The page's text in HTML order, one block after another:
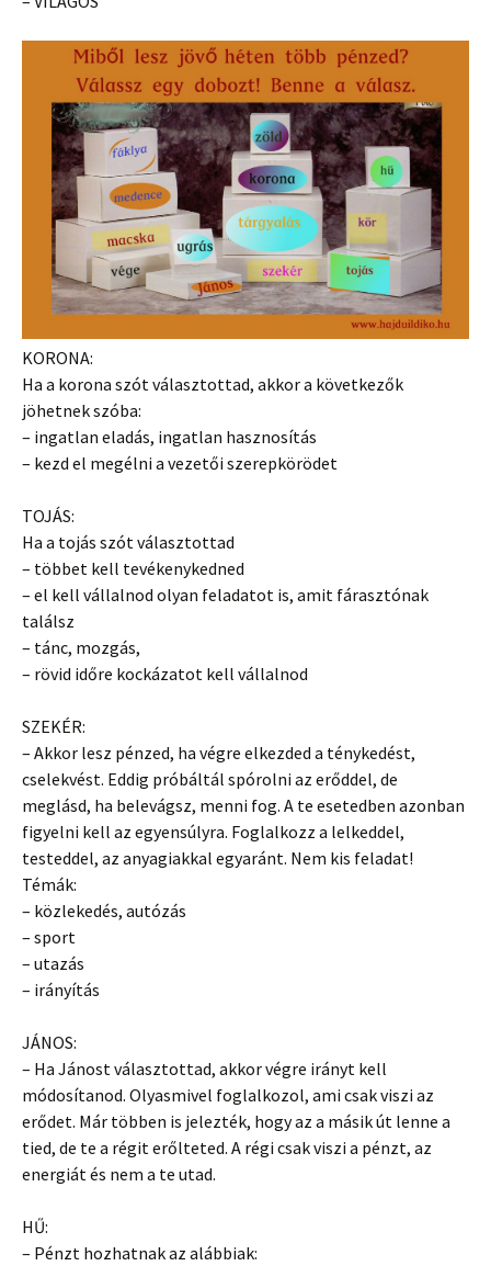
KORONA:
Ha a korona szót választottad, akkor a következők
jöhetnek szóba:
– ingatlan eladás, ingatlan hasznosítás
– kezd el megélni a vezetői szerepkörödet
TOJÁS:
Ha a tojás szót választottad
– többet kell tevékenykedned
– el kell vállalnod olyan feladatot is, amit fárasztónak
találsz
– tánc, mozgás,
– rövid időre kockázatot kell vállalnod
SZEKÉR:
– Akkor lesz pénzed, ha végre elkezded a ténykedést,
cselekvést. Eddig próbáltál spórolni az erőddel, de
meglásd, ha belevágsz, menni fog. A te esetedben azonban
figyelni kell az egyensúlyra. Foglalkozz a lelkeddel,
testeddel, az anyagiakkal egyaránt. Nem kis feladat!
Témák:
– közlekedés, autózás
– sport
– utazás
– irányítás
JÁNOS:
– Ha Jánost választottad, akkor végre irányt kell
módosítanod. Olyasmivel foglalkozol, ami csak viszi az
erődet. Már többen is jelezték, hogy az a másik út lenne a
tied, de te a régit erőlteted. A régi csak viszi a pénzt, az
energiát és nem a te utad.
HŰ:
– Pénzt hozhatnak az alábbiak: